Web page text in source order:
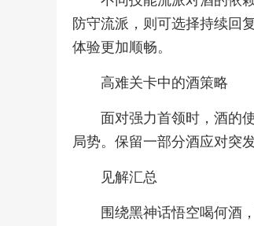
防守流派，则可选择持续回
体验更加顺畅。
高难关卡中的酒策略
面对强力首领时，酒的
局势。保留一部分酒应对突
见解汇总
围绕黑神话悟空喝何酒